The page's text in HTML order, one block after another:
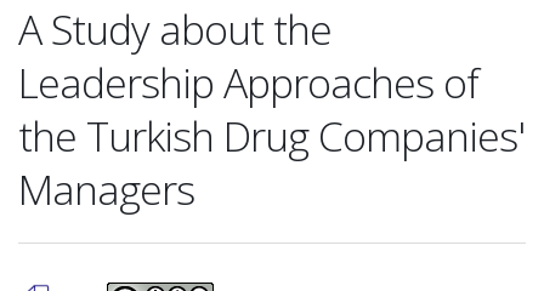
A Study about the
Leadership Approaches of
the Turkish Drug Companies'
Managers